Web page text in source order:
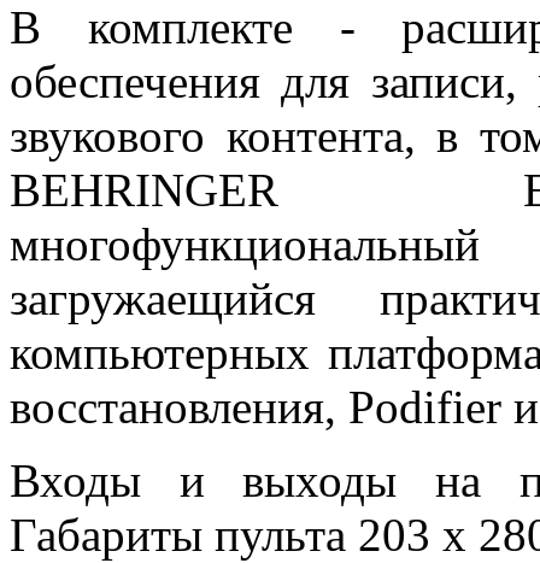
В комплекте -
обеспечения для
звукового контента, в
BEHRINGER
загружаещийся
компьютерных
восстановления, Podifier
Входы и выходы на
Габариты пульта 203 х